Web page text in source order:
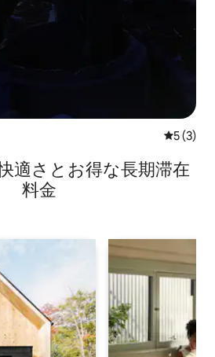
レビュー
5 (3)
適⁠さ⁠とお⁠得⁠な長⁠期⁠滞⁠在
料⁠金